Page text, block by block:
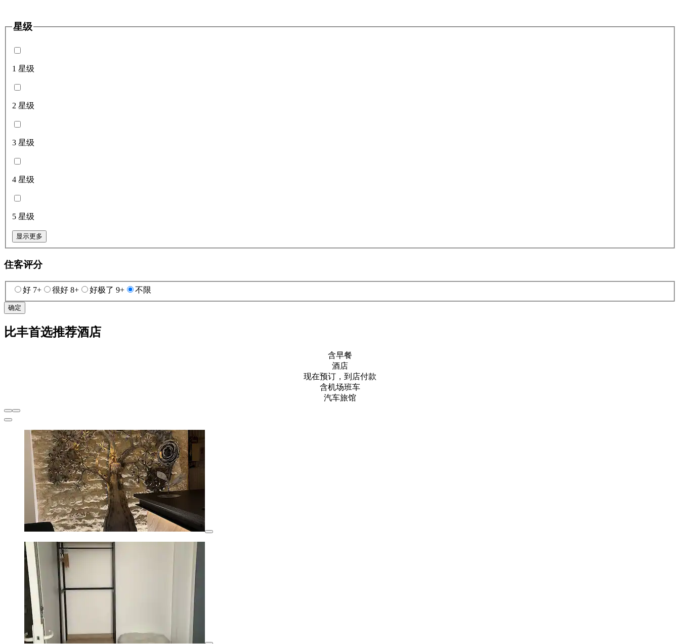
星级
1 星级
2 星级
3 星级
4 星级
5 星级
显示更多
住客评分
好 7+ 很好 8+ 好极了 9+ 不限
确定
比丰首选推荐酒店
含早餐
酒店
现在预订，到店付款
含机场班车
汽车旅馆